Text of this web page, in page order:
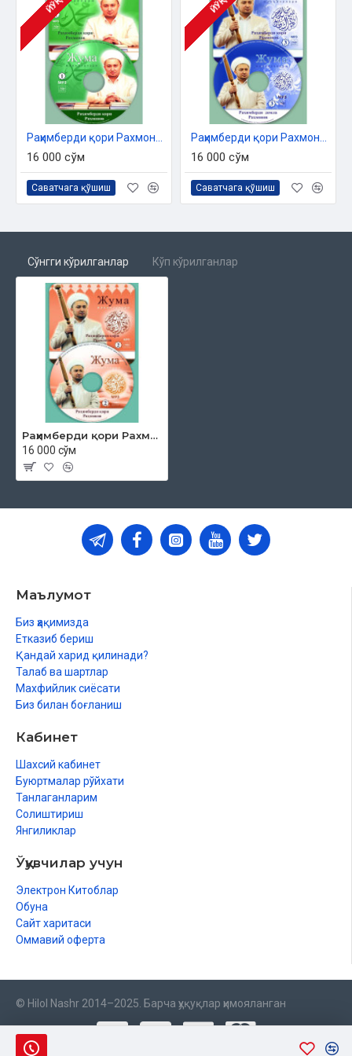
ЙЎҚ
16 000 сўм
Саватчага қўшиш
ЙЎҚ
16 000 сўм
Саватчага қўшиш
Сўнгги кўрилганлар Кўп кўрилганлар
Раҳимберди қори Рахмонов «Жумъа мавъизалари» 2-диск (МР3)
16 000 сўм
Маълумот
Биз ҳақимизда
Етказиб бериш
Қандай харид қилинади?
Талаб ва шартлар
Махфийлик сиёсати
Биз билан боғланиш
Кабинет
Шахсий кабинет
Буюртмалар рўйхати
Танлаганларим
Солиштириш
Янгиликлар
Ўқувчилар учун
Электрон Китоблар
Обуна
Сайт харитаси
Оммавий оферта
© Hilol Nashr 2014–2025. Барча ҳуқуқлар ҳимояланган